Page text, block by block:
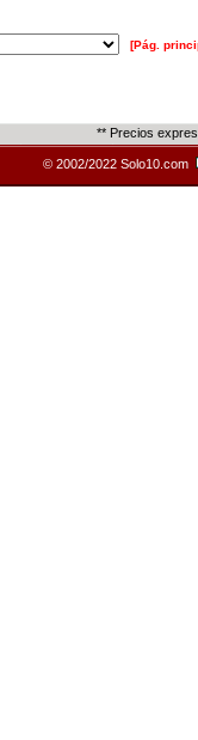
[Pág.
** Precios
© 2002/2022 Solo10.com